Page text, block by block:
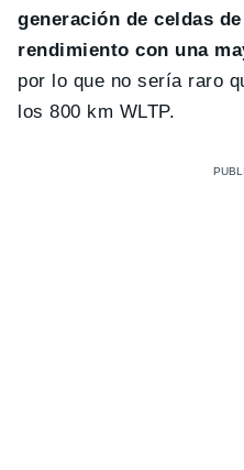
generación de celdas
rendimiento con una
por lo que no sería raro
los 800 km WLTP.